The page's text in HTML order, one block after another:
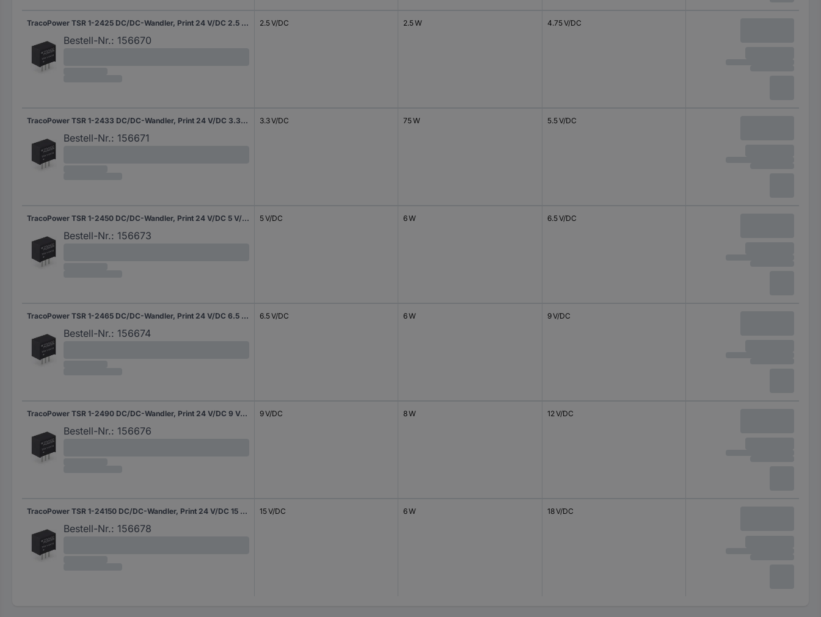
TracoPower TSR 1-2425 DC/DC-Wandler, Print 24 V/DC 2.5 V/DC 1 A 2.5 W Anzahl Ausgänge: 1 x Inhalt 1 St.
Bestell-Nr.: 156670
2.5 V/DC 2.5 W 4.75 V/DC
TracoPower TSR 1-2433 DC/DC-Wandler, Print 24 V/DC 3.3 V/DC 1 A 75 W Anzahl Ausgänge: 1 x Inhalt 1 St.
Bestell-Nr.: 156671
3.3 V/DC 75 W 5.5 V/DC
TracoPower TSR 1-2450 DC/DC-Wandler, Print 24 V/DC 5 V/DC 1 A 6 W Anzahl Ausgänge: 1 x Inhalt 1 St.
Bestell-Nr.: 156673
5 V/DC 6 W 6.5 V/DC
TracoPower TSR 1-2465 DC/DC-Wandler, Print 24 V/DC 6.5 V/DC 1 A 6 W Anzahl Ausgänge: 1 x Inhalt 1 St.
Bestell-Nr.: 156674
6.5 V/DC 6 W 9 V/DC
TracoPower TSR 1-2490 DC/DC-Wandler, Print 24 V/DC 9 V/DC 1 A 8 W Anzahl Ausgänge: 1 x Inhalt 1 St.
Bestell-Nr.: 156676
9 V/DC 8 W 12 V/DC
TracoPower TSR 1-24150 DC/DC-Wandler, Print 24 V/DC 15 V/DC 1 A 6 W Anzahl Ausgänge: 1 x Inhalt 1 St.
Bestell-Nr.: 156678
15 V/DC 6 W 18 V/DC